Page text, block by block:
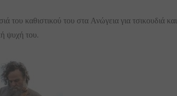
του καθιστικού του στα Ανώγεια για τσικουδιά και
ψυχή του.